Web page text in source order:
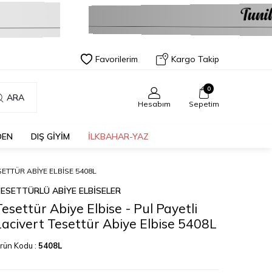
Favorilerim Kargo Takip
ARA
Hesabım
0
Sepetim
DIŞ GİYİM İLKBAHAR-YAZ
ABIYE ELBISE 5408L
ABİYE ELBİSELER
Abiye Elbise - Pul Payetli
Tesettür Abiye Elbise 5408L
Kodu : 5408L